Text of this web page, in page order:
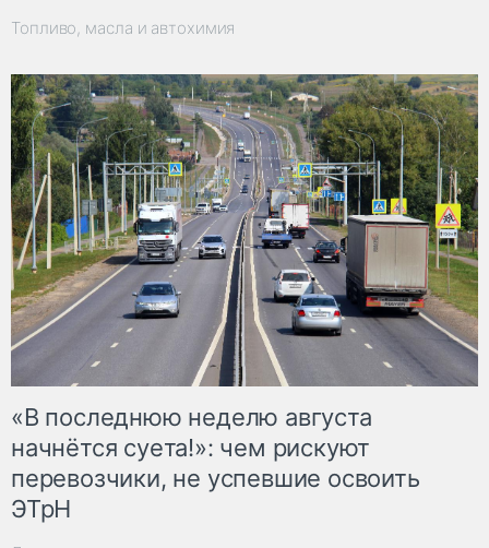
Топливо, масла и автохимия
«В последнюю неделю августа
начнётся суета!»: чем рискуют
перевозчики, не успевшие освоить
ЭТрН